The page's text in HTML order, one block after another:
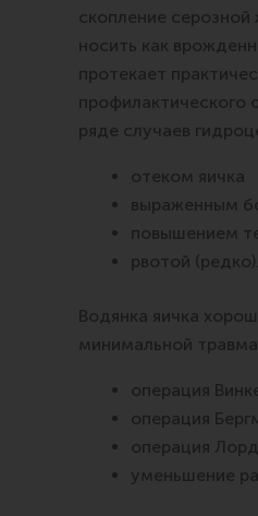
скопление
носить как
протекает
профилактического
ряде случаев
отеком яичка
выраженным
повышением
рвотой (редко).
Водянка яичка
минимальной
операция
операция
операция
уменьшение